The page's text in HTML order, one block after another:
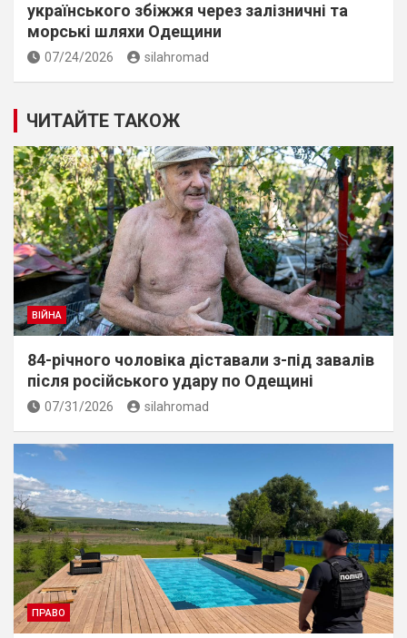
українського збіжжя через залізничні та
морські шляхи Одещини
07/24/2026 silahromad
ЧИТАЙТЕ ТАКОЖ
ВІЙНА
84-річного чоловіка діставали з-під завалів
пiсля росiйського удару по Одещині
07/31/2026 silahromad
ПРАВО